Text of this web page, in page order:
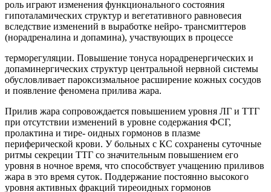
роль играют изменения функционального состояния
гипоталамических структур и вегетативного равновесия
вследствие изменений в выработке нейро- трансмиттеров
(норадреналина и допамина), участвующих в процессе
терморегуляции. Повышение тонуса норадренергических и
допаминергических структур центральной нервной системы
обусловливает пароксизмальное расширение кожных сосудов
и появление феномена прилива жара.
Прилив жара сопровождается повышением уровня ЛГ и ТТГ
при отсутствии изменений в уровне содержания ФСГ,
пролактина и тире- оидных гормонов в плазме
периферической крови. У больных с КС сохранены суточные
ритмы секреции ТТГ со значительным повышением его
уровня в ночное время, что способствует учащению приливов
жара в это время суток. Поддержание постоянно высокого
уровня активных фракций тиреоидных гормонов